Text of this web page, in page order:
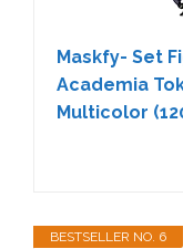
Maskfy- Set
Academia
Multicolor
BESTSELLER NO. 6